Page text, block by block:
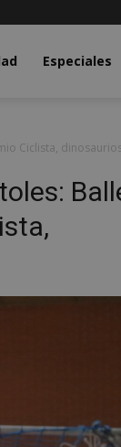
Especiales
Ciclista,